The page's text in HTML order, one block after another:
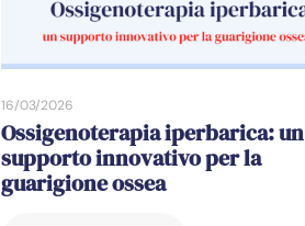
16/03/2026
Ossigenoterapia iperbarica: un
supporto innovativo per la
guarigione ossea